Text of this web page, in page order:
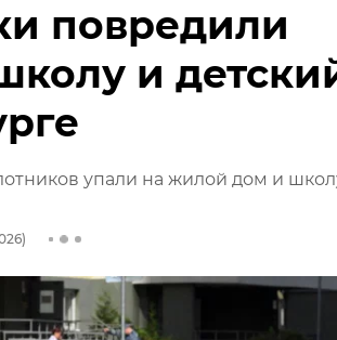
повредили
и
упали на жилой дом и